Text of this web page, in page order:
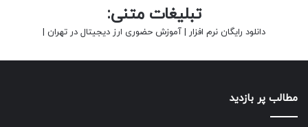
تبلیغات متنی:
دانلود رایگان نرم افزار | آموزش حضوری ارز دیجیتال در تهران |
مطالب پر بازدید